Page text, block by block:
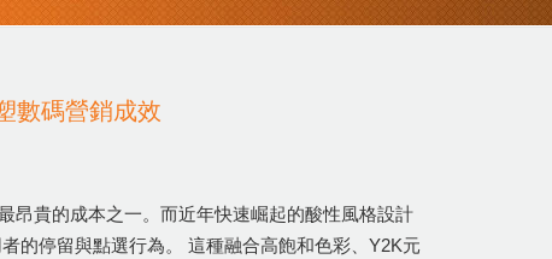
數碼營銷成效
昂貴的成本之一。而近年快速崛起的酸性風格設計
的停留與點選行為。 這種融合高飽和色彩、Y2K元